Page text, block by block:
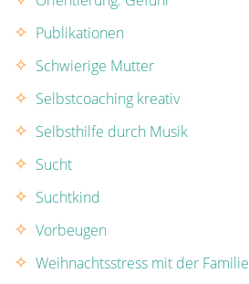
Publikationen
Schwierige Mutter
Selbstcoaching kreativ
Selbsthilfe durch Musik
Sucht
Suchtkind
Vorbeugen
Weihnachtsstress mit der Familie